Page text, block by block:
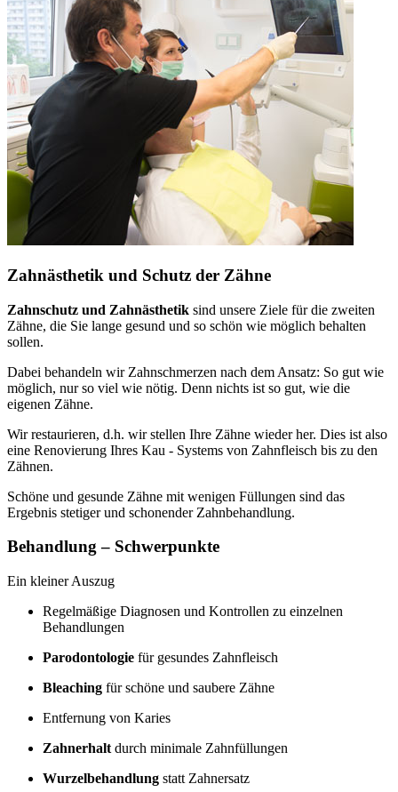
Zahnästhetik und Schutz der Zähne
Zahnschutz und Zahnästhetik sind unsere Ziele für die zweiten
Zähne, die Sie lange gesund und so schön wie möglich behalten
sollen.
Dabei behandeln wir Zahnschmerzen nach dem Ansatz: So gut wie
möglich, nur so viel wie nötig. Denn nichts ist so gut, wie die
eigenen Zähne.
Wir restaurieren, d.h. wir stellen Ihre Zähne wieder her. Dies ist also
eine Renovierung Ihres Kau - Systems von Zahnfleisch bis zu den
Zähnen.
Schöne und gesunde Zähne mit wenigen Füllungen sind das
Ergebnis stetiger und schonender Zahnbehandlung.
Behandlung – Schwerpunkte
Ein kleiner Auszug
Regelmäßige Diagnosen und Kontrollen zu einzelnen
Behandlungen
Parodontologie für gesundes Zahnfleisch
Bleaching für schöne und saubere Zähne
Entfernung von Karies
Zahnerhalt durch minimale Zahnfüllungen
Wurzelbehandlung statt Zahnersatz